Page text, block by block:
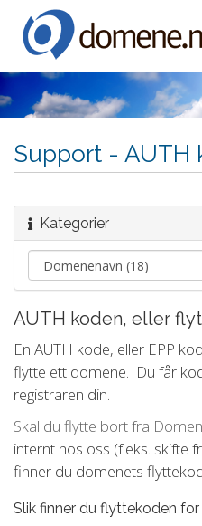
Support - AUTH
Kategorier
AUTH koden, eller
En AUTH kode, eller EPP
flytte ett domene. Du får
registraren din.
Skal du flytte bort fra
internt hos oss (f.eks. skifte
finner du domenets
Slik finner du flyttekoden